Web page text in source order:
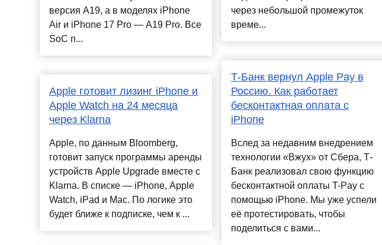
версия A19, а в моделях iPhone
Air и iPhone 17 Pro — A19 Pro. Все
SoC п...
Apple готовит лизинг iPhone и
Apple Watch на 24 месяца
через Klarna
Apple, по данным Bloomberg,
готовит запуск программы аренды
устройств Apple Upgrade вместе с
Klarna. В списке — iPhone, Apple
Watch, iPad и Mac. По логике это
будет ближе к подписке, чем к ...
через небольшой промежуток
време...
Т-Банк вернул Apple Pay в
Россию. Как работает
бесконтактная оплата с
iPhone
Вслед за недавним внедрением
технологии «Вжух» от Сбера, Т-
Банк реализовал свою функцию
бесконтактной оплаты T-Pay с
помощью iPhone. Мы уже успели
её протестировать, чтобы
поделиться с вами...